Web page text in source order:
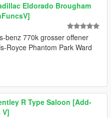
Eldorado Brougham
benz 770k grosser offener
Royce Phantom Park Ward
R Type Saloon [Add-
V]